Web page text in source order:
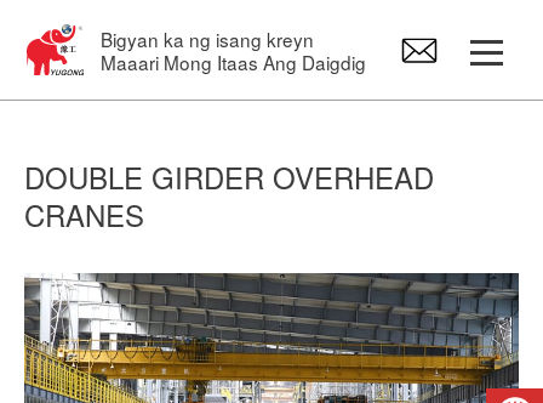
Bigyan ka ng isang kreyn
Maaari Mong Itaas Ang Daigdig
Overhead Crane
Jib Crane
Electric Hoist
DOUBLE GIRDER OVERHEAD
CRANES